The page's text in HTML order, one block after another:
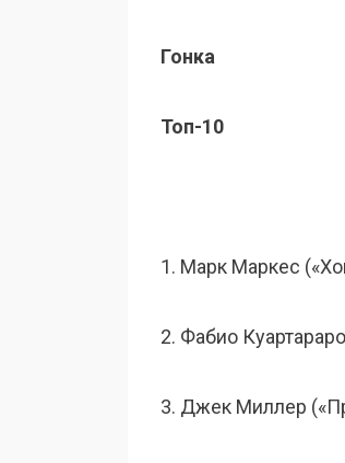
Гонка
Топ-10
1. Марк Маркес
2. Фабио
3. Джек Миллер